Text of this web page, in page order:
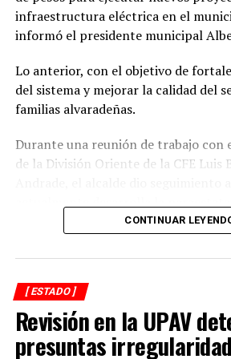
infraestructura eléctrica en el
informó el presidente municipal
Lo anterior, con el objetivo de
del sistema y mejorar la calidad del
familias alvaradeñas.
Durante una reunión de trabajo con
de la División Oriente de la CFE Luis
comunidades, colonias y la zona
mantenimiento, modernización y
red eléctrica.
En ese sentido, el representante de
interrupciones programadas en el
registradas en los últimos días
CONTINUAR
[ ESTADO ]
Revisión en la UPAV
presuntas